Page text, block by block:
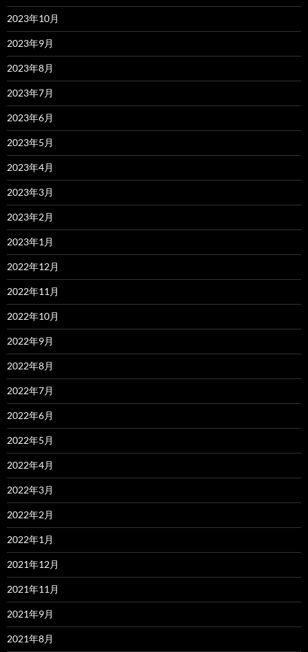
2023年10月
2023年9月
2023年8月
2023年7月
2023年6月
2023年5月
2023年4月
2023年3月
2023年2月
2023年1月
2022年12月
2022年11月
2022年10月
2022年9月
2022年8月
2022年7月
2022年6月
2022年5月
2022年4月
2022年3月
2022年2月
2022年1月
2021年12月
2021年11月
2021年9月
2021年8月